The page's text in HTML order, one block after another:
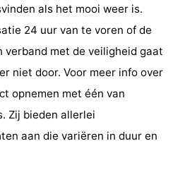
als het mooi weer is.
24 uur van te voren of de
verband met de veiligheid gaat
niet door. Voor meer info over
opnemen met één van
Zij bieden allerlei
aan die variëren in duur en